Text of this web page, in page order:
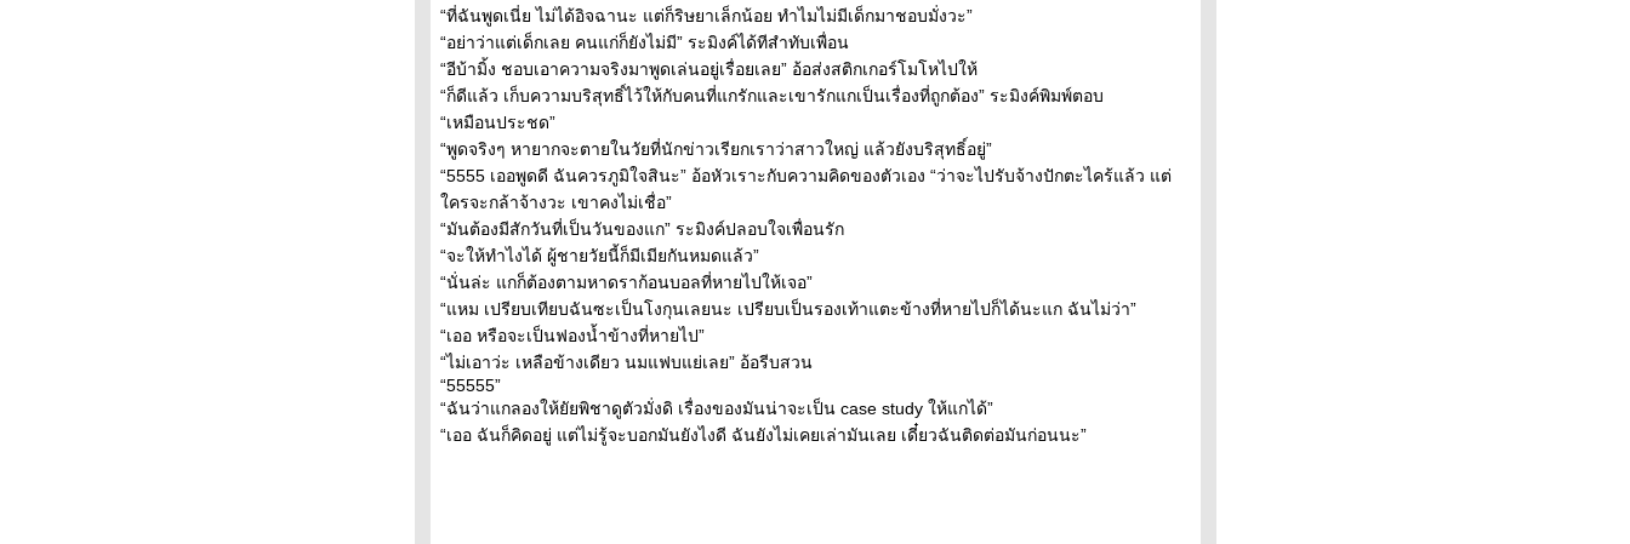
“ที่ฉันพูดเนี่ย ไม่ได้อิจฉานะ แต่ก็ริษยาเล็กน้อย ทำไมไม่มีเด็กมาชอบมั่งวะ”
“อย่าว่าแต่เด็กเลย คนแก่ก็ยังไม่มี” ระมิงค์ได้ทีสำทับเพื่อน
“อีบ้ามิ้ง ชอบเอาความจริงมาพูดเล่นอยู่เรื่อยเลย” อ้อส่งสติกเกอร์โมโหไปให้
“ก็ดีแล้ว เก็บความบริสุทธิ์ไว้ให้กับคนที่แกรักและเขารักแกเป็นเรื่องที่ถูกต้อง” ระมิงค์พิมพ์ตอบ
“เหมือนประชด”
“พูดจริงๆ หายากจะตายในวัยที่นักข่าวเรียกเราว่าสาวใหญ่ แล้วยังบริสุทธิ์อยู่”
“5555 เออพูดดี ฉันควรภูมิใจสินะ” อ้อหัวเราะกับความคิดของตัวเอง “ว่าจะไปรับจ้างปักตะไคร้แล้ว แต่
ครจะกล้าจ้างวะ เขาคงไม่เชื่อ”
“มันต้องมีสักวันที่เป็นวันของแก” ระมิงค์ปลอบใจเพื่อนรัก
“จะให้ทำไงได้ ผู้ชายวัยนี้ก็มีเมียกันหมดแล้ว”
“นั่นล่ะ แกก็ต้องตามหาดราก้อนบอลที่หายไปให้เจอ”
“แหม เปรียบเทียบฉันซะเป็นโงกุนเลยนะ เปรียบเป็นรองเท้าแตะข้างที่หายไปก็ได้นะแก ฉันไม่ว่า”
“เออ หรือจะเป็นฟองน้ำข้างที่หายไป”
“ไม่เอาว่ะ เหลือข้างเดียว นมแฟบแย่เลย” อ้อรีบสวน
“55555”
“ฉันว่าแกลองให้ยัยพิชาดูตัวมั่งดิ เรื่องของมันน่าจะเป็น case study ให้แกได้”
“เออ ฉันก็คิดอยู่ แต่ไม่รู้จะบอกมันยังไงดี ฉันยังไม่เคยเล่ามันเลย เดี๋ยวฉันติดต่อมันก่อนนะ”